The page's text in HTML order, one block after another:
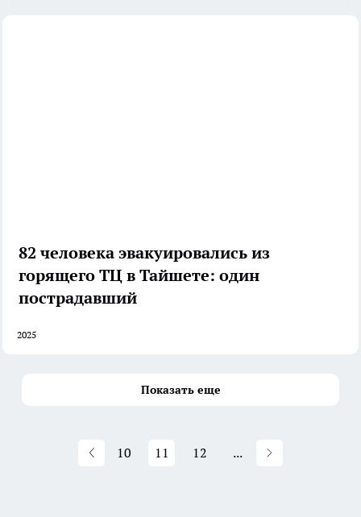
82 человека эвакуировались из
горящего ТЦ в Тайшете: один
пострадавший
2025
Показать еще
10 11 12 ...